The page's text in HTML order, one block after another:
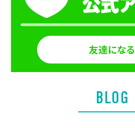
友達になる
BLOG